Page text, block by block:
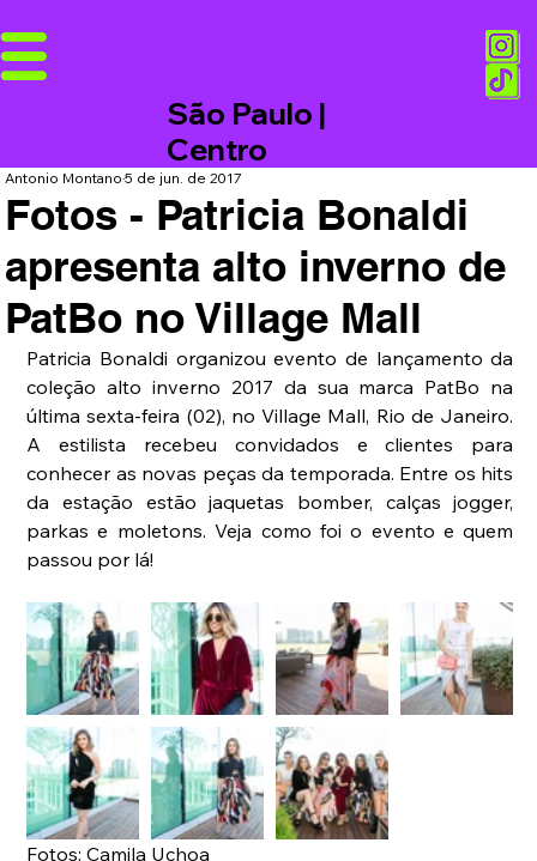
São Paulo |
Centro
Fotos - Patricia Bonaldi
apresenta alto inverno de
PatBo no Village Mall
Antonio Montano5 de jun. de 2017
Patricia Bonaldi organizou evento de lançamento da
coleção alto inverno 2017 da sua marca PatBo na
última sexta-feira (02), no Village Mall, Rio de Janeiro.
A estilista recebeu convidados e clientes para
conhecer as novas peças da temporada. Entre os hits
da estação estão jaquetas bomber, calças jogger,
parkas e moletons. Veja como foi o evento e quem
passou por lá!
Fotos: Camila Uchoa